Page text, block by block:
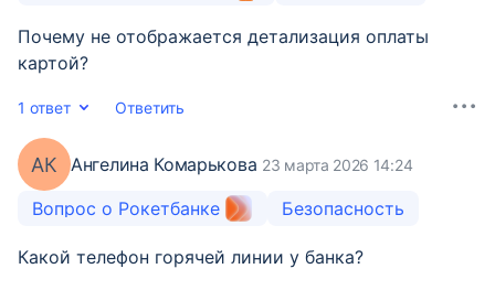
Почему не отображается детализация оплаты
картой?
1 ответ Ответить
АК Ангелина Комарькова 23 марта 2026 14:24
Вопрос о Рокетбанке Безопасность
Какой телефон горячей линии у банка?